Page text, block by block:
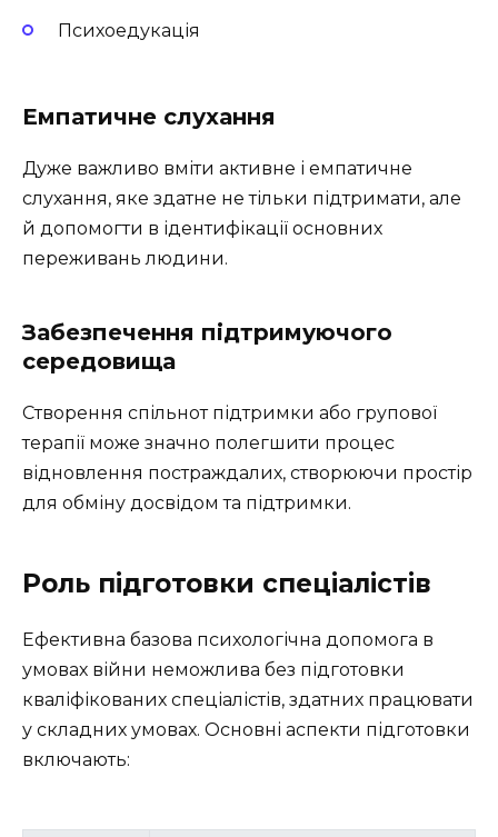
Психоедукація
Емпатичне слухання
Дуже важливо вміти активне і емпатичне
слухання, яке здатне не тільки підтримати, але
й допомогти в ідентифікації основних
переживань людини.
Забезпечення підтримуючого
середовища
Створення спільнот підтримки або групової
терапії може значно полегшити процес
відновлення постраждалих, створюючи простір
для обміну досвідом та підтримки.
Роль підготовки спеціалістів
Ефективна базова психологічна допомога в
умовах війни неможлива без підготовки
кваліфікованих спеціалістів, здатних працювати
у складних умовах. Основні аспекти підготовки
включають: